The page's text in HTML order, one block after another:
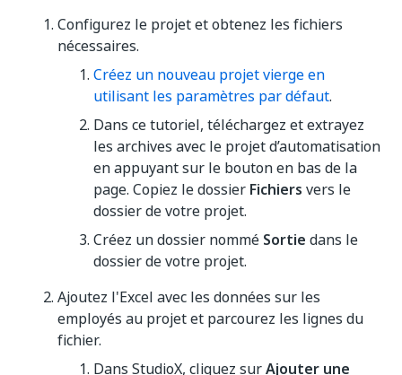
Configurez le projet et obtenez les fichiers
nécessaires.
Créez un nouveau projet vierge en
utilisant les paramètres par défaut.
Dans ce tutoriel, téléchargez et extrayez
les archives avec le projet d’automatisation
en appuyant sur le bouton en bas de la
page. Copiez le dossier Fichiers vers le
dossier de votre projet.
Créez un dossier nommé Sortie dans le
dossier de votre projet.
Ajoutez l'Excel avec les données sur les
employés au projet et parcourez les lignes du
fichier.
Dans StudioX, cliquez surAjouter une